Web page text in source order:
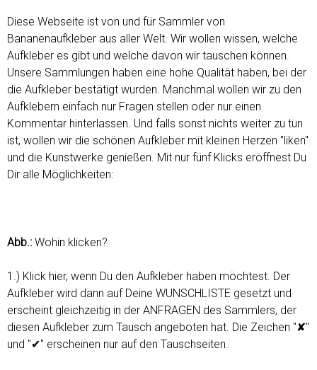
e
S
c
h
ü
s
s
e
r
t
m
e
n
ü
Diese Webseite ist von und für Sammler von
Bananenaufkleber aus aller Welt. Wir wollen wissen, welche
Aufkleber es gibt und welche davon wir tauschen können.
Unsere Sammlungen haben eine hohe Qualität haben, bei der
die Aufkleber bestätigt wurden. Manchmal wollen wir zu den
Aufklebern einfach nur Fragen stellen oder nur einen
Kommentar hinterlassen. Und falls sonst nichts weiter zu tun
ist, wollen wir die schönen Aufkleber mit kleinen Herzen "liken"
und die Kunstwerke genießen. Mit nur fünf Klicks eröffnest Du
Dir alle Möglichkeiten:
Abb.: Wohin klicken?
1.) Klick hier, wenn Du den Aufkleber haben möchtest. Der
Aufkleber wird dann auf Deine WUNSCHLISTE gesetzt und
erscheint gleichzeitig in der ANFRAGEN des Sammlers, der
diesen Aufkleber zum Tausch angeboten hat. Die Zeichen "✘"
und "✔" erscheinen nur auf den Tauschseiten.